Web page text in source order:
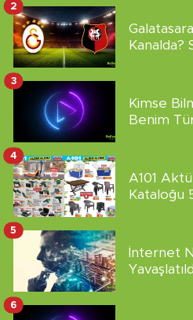
Kanalda?
2
Kimse
Benim
3
A101
Kataloğu
4
İnternet
5
6